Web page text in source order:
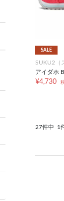
SALE
SUKU2（
アイダホ
¥4,730
27件中 1